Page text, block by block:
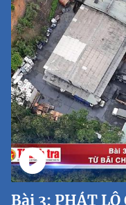
Bài 3: PHÁT